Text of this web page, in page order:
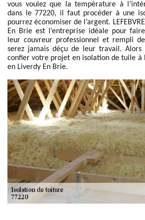
vous voulez que la température à
dans le 77220, il faut procéder à une
pourrez économiser de l’argent.
En Brie est l’entreprise idéale pour
leur couvreur professionnel et rempli
serez jamais déçu de leur travail. Alors
confier votre projet en isolation de tuile à
en Liverdy En Brie.